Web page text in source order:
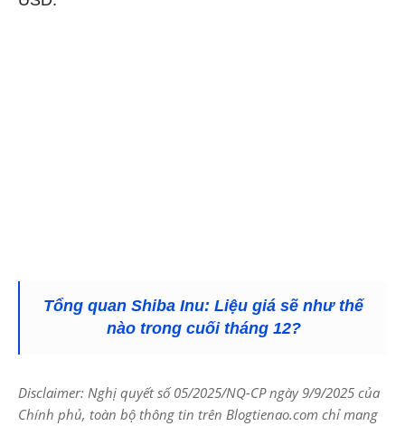
Tổng quan Shiba Inu: Liệu giá sẽ như thế
nào trong cuối tháng 12?
Disclaimer: Nghị quyết số 05/2025/NQ-CP ngày 9/9/2025 của
Chính phủ, toàn bộ thông tin trên Blogtienao.com chỉ mang